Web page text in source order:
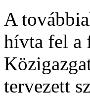
A
hívta fel a
tervezett